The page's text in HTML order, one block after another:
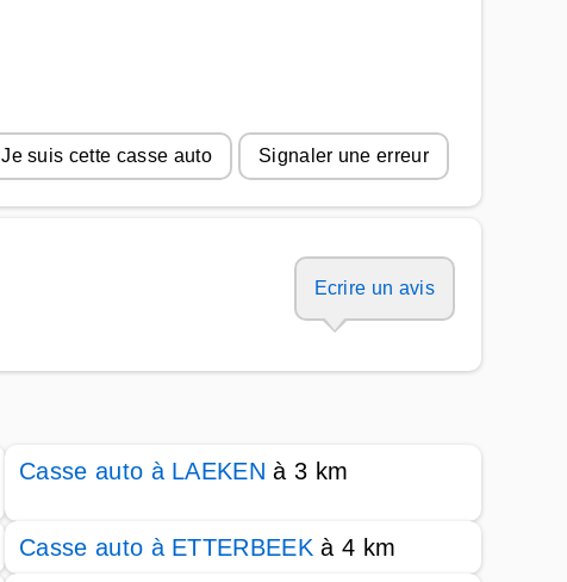
Je suis cette casse auto Signaler une erreur
Ecrire un avis
Casse auto à LAEKEN à 3 km
Casse auto à ETTERBEEK à 4 km